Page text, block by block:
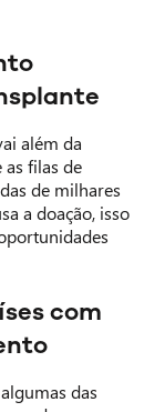
além da
as filas de
de milhares
a doação, isso
com
das